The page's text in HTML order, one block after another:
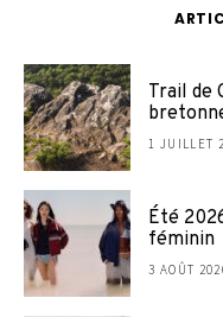
Trail de
1 JUILLET
Été
féminin
3 AOÛT